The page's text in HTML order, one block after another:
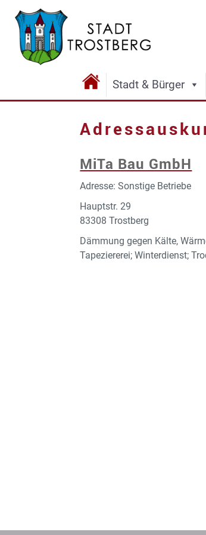
Stadt & Bürger
MiTa Bau GmbH
Adresse: Sonstige Betriebe
Hauptstr. 29
83308 Trostberg
Dämmung gegen Kälte,
Tapeziererei; Winterdienst;